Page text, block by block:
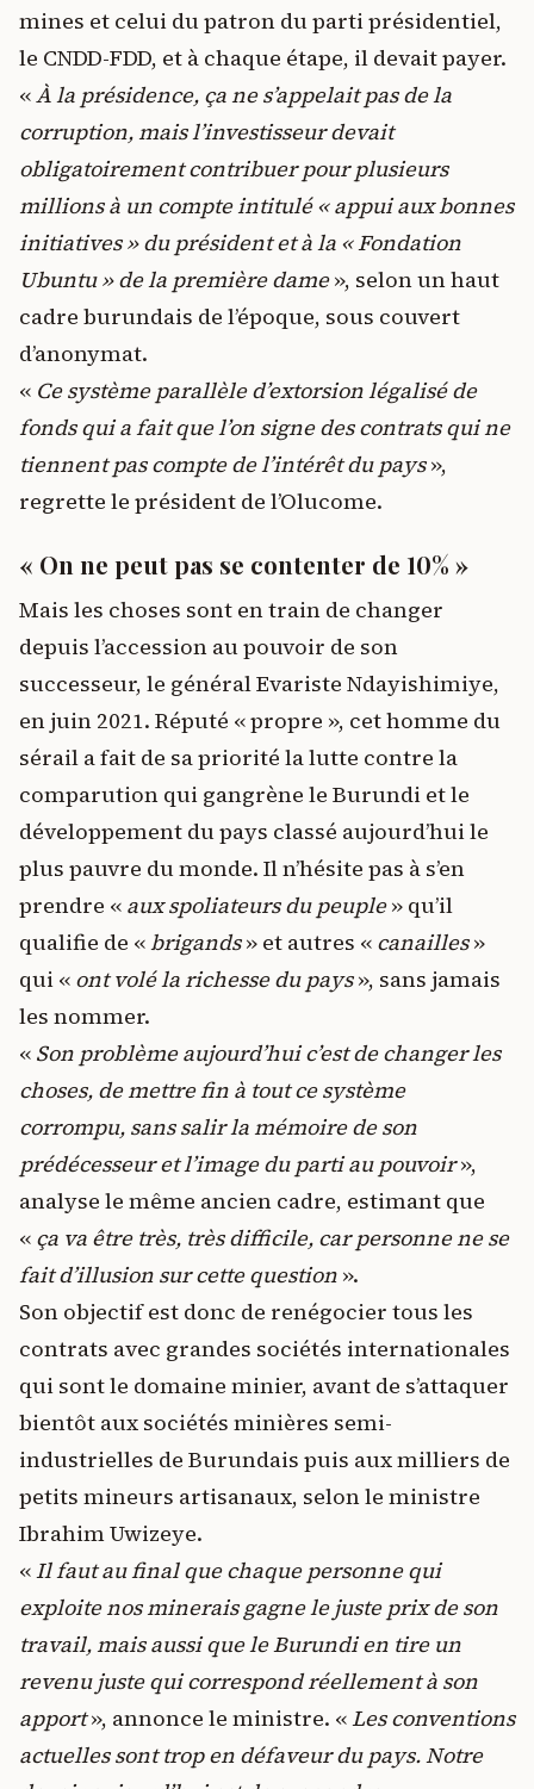
mines et celui du patron du parti présidentiel,
le CNDD-FDD, et à chaque étape, il devait payer.
«À la présidence, ça ne s’appelait pas de la
corruption, mais l’investisseur devait
obligatoirement contribuer pour plusieurs
millions à un compte intitulé « appui aux bonnes
initiatives » du président et à la « Fondation
Ubuntu » de la première dame», selon un haut
cadre burundais de l’époque, sous couvert
d’anonymat.
« Ce système parallèle d’extorsion légalisé de
fonds qui a fait que l’on signe des contrats qui ne
tiennent pas compte de l’intérêt du pays»,
regrette le président de l’Olucome.
« On ne peut pas se contenter de 10% »
Mais les choses sont en train de changer
depuis l’accession au pouvoir de son
successeur, le général Evariste Ndayishimiye,
en juin 2021. Réputé « propre », cet homme du
sérail a fait de sa priorité la lutte contre la
comparution qui gangrène le Burundi et le
développement du pays classé aujourd’hui le
plus pauvre du monde. Il n’hésite pas à s’en
prendre « aux spoliateurs du peuple» qu’il
qualifie de «brigands» et autres « canailles»
qui « ont volé la richesse du pays», sans jamais
les nommer.
« Son problème aujourd’hui c’est de changer les
choses, de mettre fin à tout ce système
corrompu, sans salir la mémoire de son
prédécesseur et l’image du parti au pouvoir»,
analyse le même ancien cadre, estimant que
« ça va être très, très difficile, car personne ne se
fait d’illusion sur cette question ».
Son objectif est donc de renégocier tous les
contrats avec grandes sociétés internationales
qui sont le domaine minier, avant de s’attaquer
bientôt aux sociétés minières semi-
industrielles de Burundais puis aux milliers de
petits mineurs artisanaux, selon le ministre
Ibrahim Uwizeye.
«Il faut au final que chaque personne qui
exploite nos minerais gagne le juste prix de son
travail, mais aussi que le Burundi en tire un
revenu juste qui correspond réellement à son
apport», annonce le ministre. «Les conventions
actuelles sont trop en défaveur du pays. Notre